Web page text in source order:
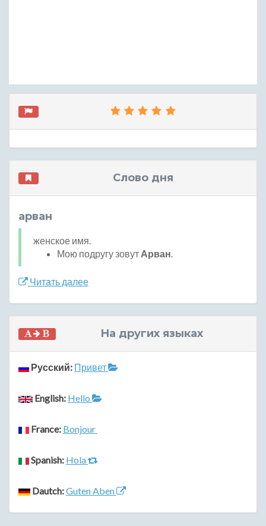
Слово дня
арван
женское имя.
Мою подругу зовут Арван.
Читать далее
На других языках
Русский: Привет
English: Hello
France: Bonjour
Spanish: Hola
Dautch:Guten Aben